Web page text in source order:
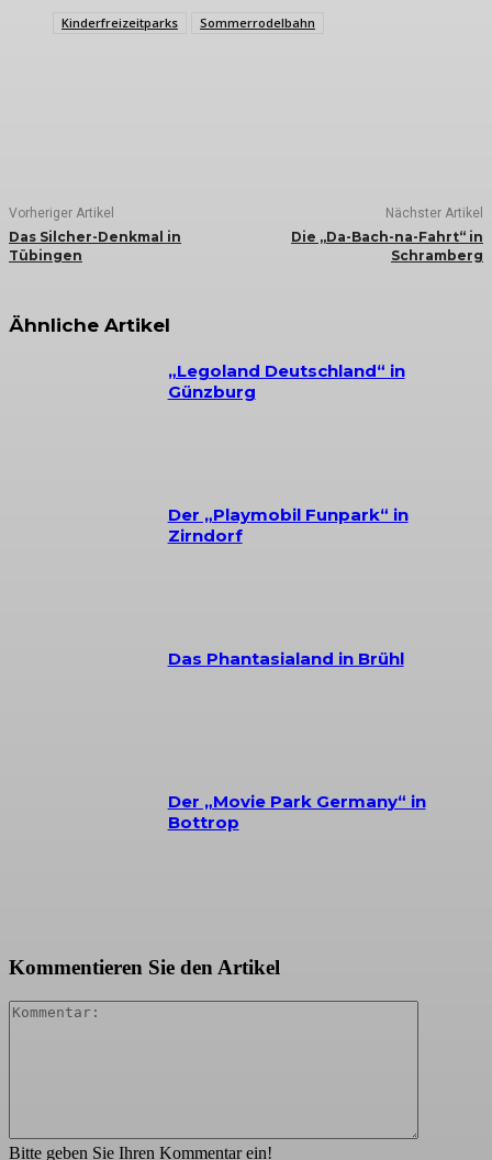
Kinderfreizeitparks Sommerrodelbahn
Vorheriger Artikel
Das Silcher-Denkmal in
Tübingen
Nächster Artikel
Die „Da-Bach-na-Fahrt“ in
Schramberg
Ähnliche Artikel
„Legoland Deutschland“ in
Günzburg
Der „Playmobil Funpark“ in
Zirndorf
Das Phantasialand in Brühl
Der „Movie Park Germany“ in
Bottrop
Kommentieren Sie den Artikel
Bitte geben Sie Ihren Kommentar ein!